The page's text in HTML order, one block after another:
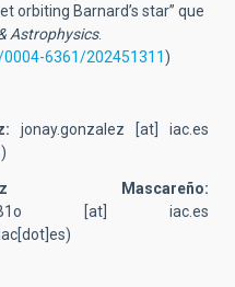
orbiting Barnard’s star” que
Astrophysics.
6361/202451311 )
jonay.gonzalez [at] iac.es
Mascareño:
[at] iac.es